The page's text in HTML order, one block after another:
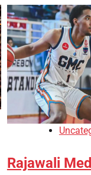
Rajawali